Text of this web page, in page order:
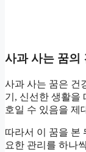
사과 사는 꿈의
사과 사는 꿈은 건
기, 신선한 생활을
호일 수 있음을 제
따라서 이 꿈을 본
요한 관리를 하나